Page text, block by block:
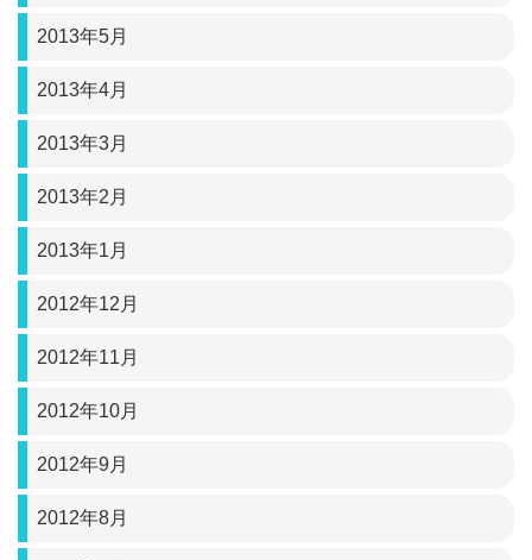
2013年5月
2013年4月
2013年3月
2013年2月
2013年1月
2012年12月
2012年11月
2012年10月
2012年9月
2012年8月